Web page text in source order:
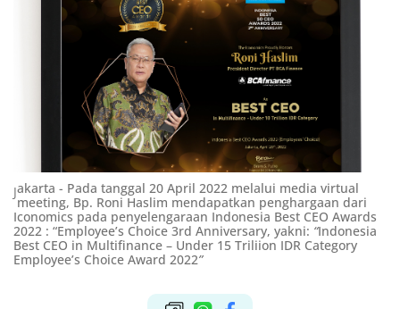
Jakarta - Pada tanggal 20 April 2022 melalui media virtual
meeting, Bp. Roni Haslim mendapatkan penghargaan dari
Iconomics pada penyelengaraan Indonesia Best CEO Awards
2022 : “Employee’s Choice 3rd Anniversary, yakni: “Indonesia
Best CEO in Multifinance – Under 15 Triliion IDR Category
Employee’s Choice Award 2022”